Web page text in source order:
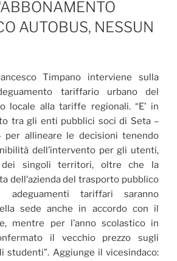
AUTOBUS, NESSUN
Timpano interviene sulla
tariffario urbano del
locale alla tariffe regionali. “E’ in
tra gli enti pubblici soci di Seta –
per allineare le decisioni tenendo
dell’intervento per gli utenti,
dei singoli territori, oltre che la
dell’azienda del trasporto pubblico
adeguamenti tariffari saranno
sede anche in accordo con il
mentre per l’anno scolastico in
il vecchio prezzo sugli
studenti”. Aggiunge il vicesindaco: